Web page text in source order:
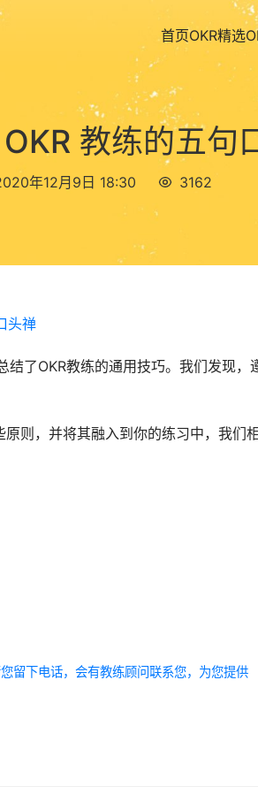
首页OKR精选
教练的五句
年12月9日 18:30 3162
了OKR教练的通用技巧。我们发现，
则，并将其融入到你的练习中，我们相
留下电话，会有教练顾问联系您，为您提供